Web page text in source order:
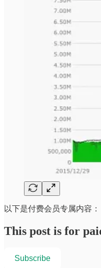
以下是付费会员专属内容：
This post is for
Subscribe